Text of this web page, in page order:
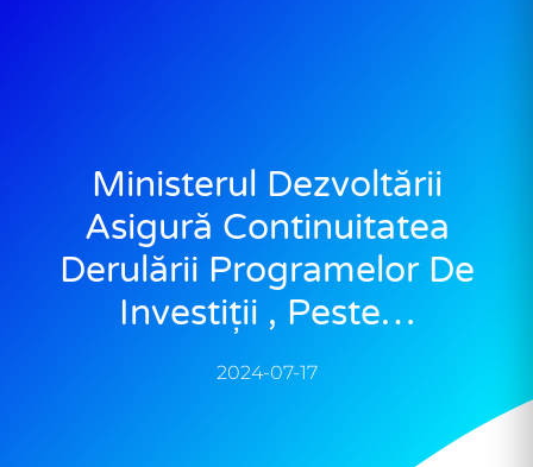
Ministerul Dezvoltării
Asigură Continuitatea
Derulării Programelor De
Investiții , Peste…
2024-07-17